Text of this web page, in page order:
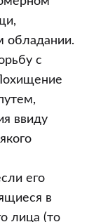
обладании.
с
ввиду
его
в
лица (то